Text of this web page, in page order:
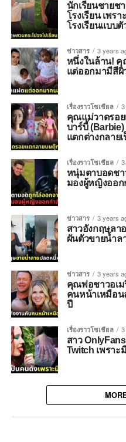
นักเรียนชายช
โรงเรียน เพร
โรงเรียนแบบ
ข่าวสาร 3 years
หนึ่งในล้าน!
แต่ออกมามีสีผิ
เรื่องราวโซเชียล
คุณแม่วาดรอ
บาร์บี้
แตกต่างกลาย
เรื่องราวโซเชียล
หนุ่มตาบอดชา
มองผู้หญิงออก
ข่าวสาร 3 years
สาวอังกฤษลา
ผันตัวขายน้ำ
ข่าวสาร 3 years
คุณพ่อชาวอเม
คนหน้าเหมือน
ปี
เรื่องราวโซเชียล
สาว
Twitch เพรา